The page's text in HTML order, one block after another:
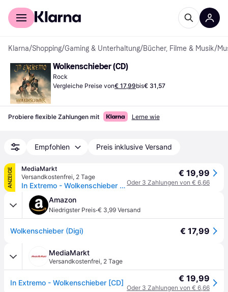
Für Shopper
Klarna/Shopping/Gaming & Unterhaltung/Bücher, Filme & Musik/
Wolkenschieber (CD)
Rock
Vergleiche Preise von€ 17,99bis€ 31,57
Probiere flexible Zahlungen mit Lerne wie
Empfohlen Preis inklusive Versand
ANZEIGE
MediaMarkt
Versandkostenfrei, 2 Tage
In Extremo - Wolkenschieber [CD]
€ 19,99
Oder 3 Zahlungen von € 6,66
Amazon
Niedrigster Preis·€ 3,99 Versand
Wolkenschieber (Digi) € 17,99
MediaMarkt
Versandkostenfrei, 2 Tage
In Extremo - Wolkenschieber [CD] € 19,99
Oder 3 Zahlungen von € 6,66